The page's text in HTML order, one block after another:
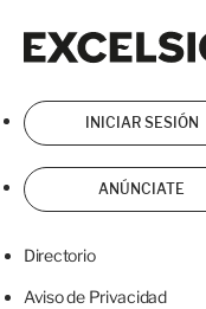
INICIAR SESIÓN
ANÚNCIATE
Directorio
Aviso de Privacidad